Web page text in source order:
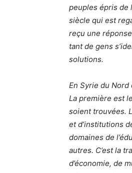
peuples épris de
siècle qui est
reçu une
tant de gens
solutions.
En Syrie du
La première est
soient trouvées.
et d’institutions
domaines de
autres. C’est la
d’économie, de